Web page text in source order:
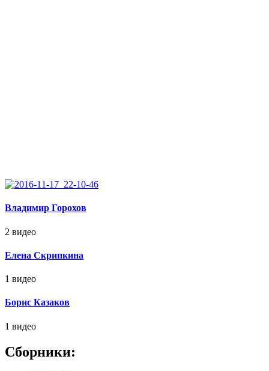
Владимир Горохов
2 видео
Елена Скрипкина
1 видео
Борис Казаков
1 видео
Сборники: